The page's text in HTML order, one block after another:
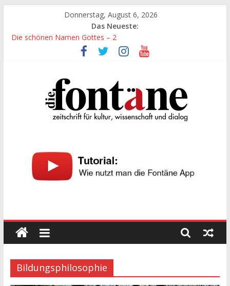
springen
Donnerstag, August 6, 2026
Das Neueste:
Die schönen Namen Gottes – 2
Werte, denen größte Sorgfalt entgegengebracht werden muss
Die schönen Namen Gottes
„Kind“ seiner Zeit sein
Die
Fontäne
kultur,
wissenschaft
und
dialog
Bildungsphilosophie